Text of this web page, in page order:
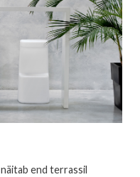
näitab end terrassil